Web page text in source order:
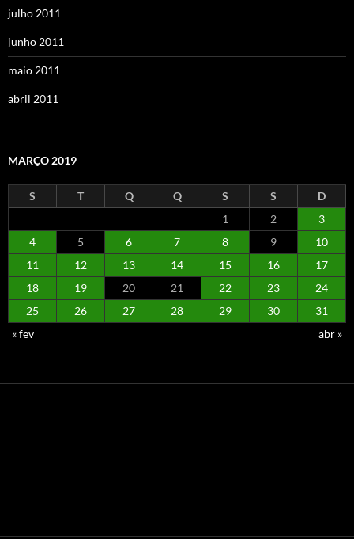
julho 2011
junho 2011
maio 2011
abril 2011
MARÇO 2019
S T Q Q S S
D
1
2
3
4
5 6 7 8 9
10
11
12 13 14 15 16
17
18
19 20 21 22 23
24
25
26 27 28 29 30
31
« fev
abr »